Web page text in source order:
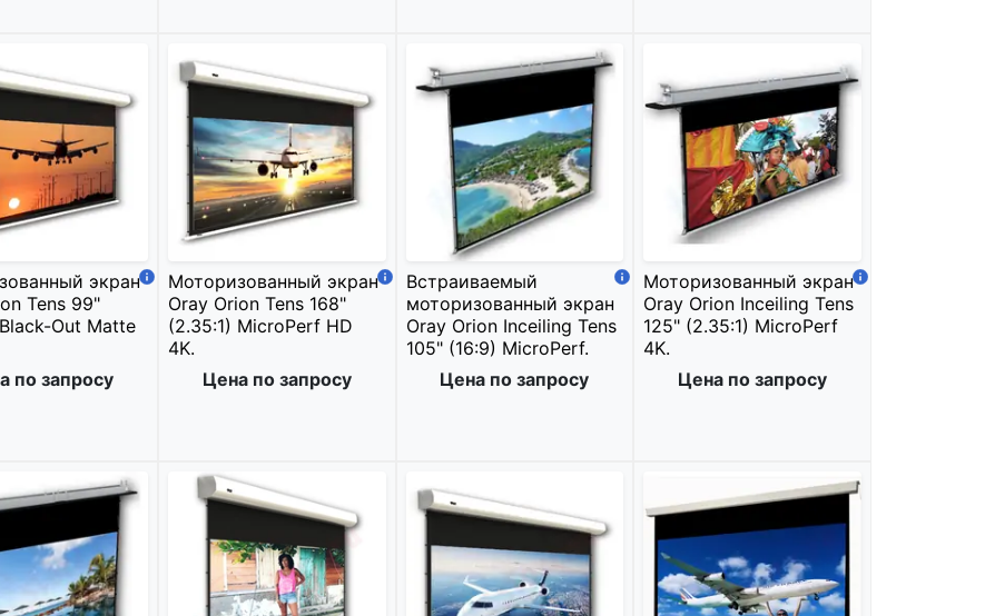
экран
Tens 99"
Out Matte
по запросу
Моторизованный экран
Oray Orion Tens 168"
(2.35:1) MicroPerf HD
4K.
Цена по запросу
Встраиваемый
моторизованный экран
Oray Orion Inceiling Tens
105" (16:9) MicroPerf.
Цена по запросу
Моторизованный экран
Oray Orion Inceiling Tens
125" (2.35:1) MicroPerf
4K.
Цена по запросу